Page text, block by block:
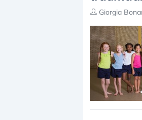
Giorgia